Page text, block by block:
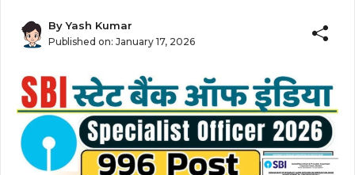
ByYash Kumar
Published on: January 17, 2026